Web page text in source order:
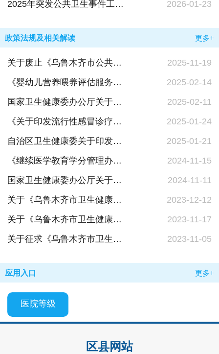
2025年突发公共卫生事件工作进展情况
2026-01-23
政策法规及相关解读 更多+
关于废止《乌鲁木齐市公共场所和食品生产经营企业建筑工程预防性卫生监督管理办法》的政策解读
2025-11-19
《婴幼儿营养喂养评估服务指南（试行）》文件解读
2025-02-14
国家卫生健康委办公厅关于印发婴幼儿营养喂养评估服务指南（试行）的通知
2025-02-11
《关于印发流行性感冒诊疗方案（2025年版）的通知》解读
2025-01-24
自治区卫生健康委关于印发流行性感冒诊疗方案（2025年版）的通知
2025-01-21
《继续医学教育学分管理办法（试行）》政策解读
2024-11-15
国家卫生健康委办公厅关于印发继续医学教育学分管理办法（试行）的通知
2024-11-11
关于《乌鲁木齐市卫生健康委员会政府采购暂行规定》政策解读
2023-12-12
关于《乌鲁木齐市卫生健康委员会政府采购暂行规定（征求意见稿）》公开征求意见结果的公示
2023-11-17
关于征求《乌鲁木齐市卫生健康委员会政府采购暂行规定（征求意见稿）》意见建议的公告
2023-11-05
应用入口 更多+
医院等级
区县网站